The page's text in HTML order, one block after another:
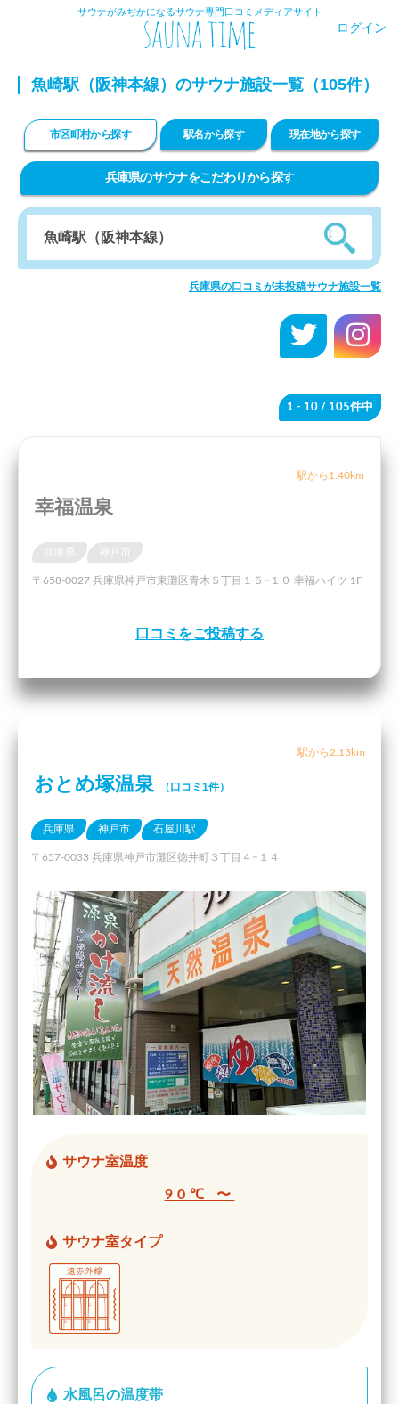
サウナがみぢかになるサウナ専門口コミメディアサイト
ログイン
魚崎駅（阪神本線）のサウナ施設一覧（105件）
市区町村から探す 駅名から探す 現在地から探す
兵庫県のサウナをこだわりから探す
兵庫県の口コミが未投稿サウナ施設一覧
1 - 10 / 105件中
駅から1.40km
幸福温泉
〒658-0027 兵庫県神戸市東灘区青木５丁目１５−１０ 幸福ハイツ 1F
口コミをご投稿する
駅から2.13km
おとめ塚温泉 （口コミ1件）
兵庫県 神戸市 石屋川駅
〒657-0033 兵庫県神戸市灘区徳井町３丁目４−１４
サウナ室温度
90℃ 〜
サウナ室タイプ
水風呂の温度帯